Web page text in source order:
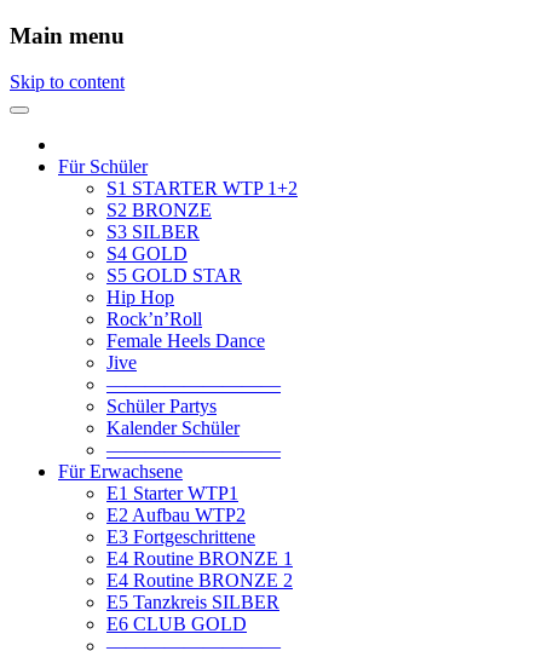
Main menu
Skip to content
Für Schüler
S1 STARTER WTP 1+2
S2 BRONZE
S3 SILBER
S4 GOLD
S5 GOLD STAR
Hip Hop
Rock’n’Roll
Female Heels Dance
Jive
—————————
Schüler Partys
Kalender Schüler
—————————
Für Erwachsene
E1 Starter WTP1
E2 Aufbau WTP2
E3 Fortgeschrittene
E4 Routine BRONZE 1
E4 Routine BRONZE 2
E5 Tanzkreis SILBER
E6 CLUB GOLD
—————————